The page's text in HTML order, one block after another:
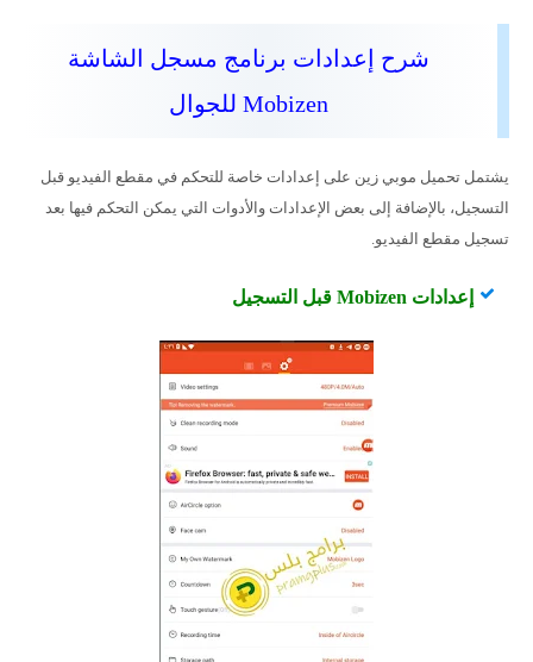
شرح إعدادات برنامج مسجل الشاشة
Mobizen للجوال
يشتمل تحميل موبي زين على إعدادات خاصة للتحكم في مقطع الفيديو قبل
التسجيل، بالإضافة إلى بعض الإعدادات والأدوات التي يمكن التحكم فيها بعد
تسجيل مقطع الفيديو.
إعدادات Mobizen قبل التسجيل